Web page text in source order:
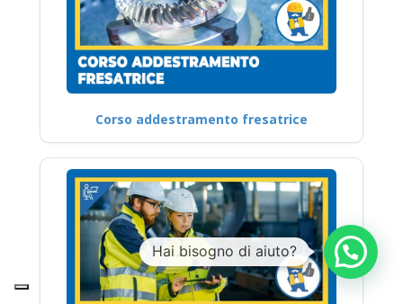
Corso addestramento fresatrice